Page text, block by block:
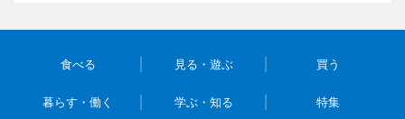
食べる 見る・遊ぶ 買う
暮らす・働く 学ぶ・知る 特集